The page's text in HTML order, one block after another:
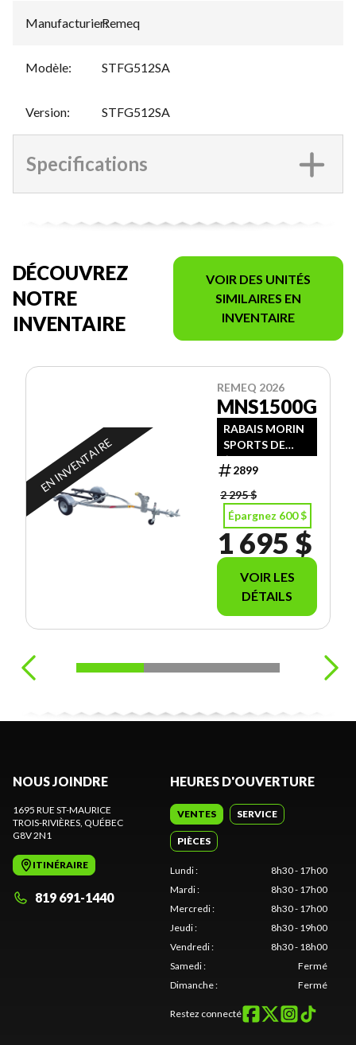
Manufacturier:
Remeq
Modèle: STFG512SA
Version: STFG512SA
Specifications
DÉCOUVREZ
NOTRE
INVENTAIRE
VOIR DES UNITÉS
SIMILAIRES EN
INVENTAIRE
EN INVENTAIRE
REMEQ 2026
MNS1500G
RABAIS MORIN
SPORTS DE
$600.00
2899
2 295 $
Épargnez 600 $
1 695 $
VOIR LES
DÉTAILS
NOUS JOINDRE
1695 RUE ST-MAURICE
TROIS-RIVIÈRES , QUÉBEC
G8V 2N1
ITINÉRAIRE
819 691-1440
HEURES D'OUVERTURE
VENTES SERVICE
PIÈCES
Lundi:
8h30 - 17h00
Mardi:
8h30 - 17h00
Mercredi:
8h30 - 17h00
Jeudi:
8h30 - 19h00
Vendredi:
8h30 - 18h00
Samedi:
Fermé
Dimanche: Fermé
Restez connecté